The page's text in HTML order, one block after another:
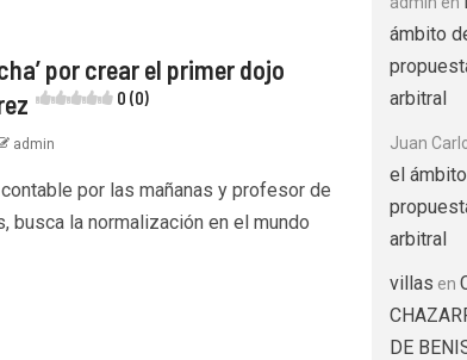
por crear el primer dojo
0 (0)
admin
por las mañanas y profesor de
busca la normalización en el mundo
ámbito
arbitral
Juan
el
arbitral
villas en
DE